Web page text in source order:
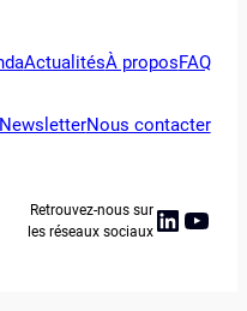
ActualitésÀ proposFAQ
NewsletterNous contacter
Retrouvez-nous sur
les réseaux sociaux